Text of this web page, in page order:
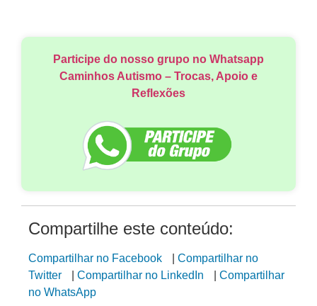
Participe do nosso grupo no Whatsapp
Caminhos Autismo – Trocas, Apoio e
Reflexões
Compartilhe este conteúdo:
Compartilhar no Facebook
Compartilhar no
Twitter
Compartilhar no LinkedIn
Compartilhar
no WhatsApp